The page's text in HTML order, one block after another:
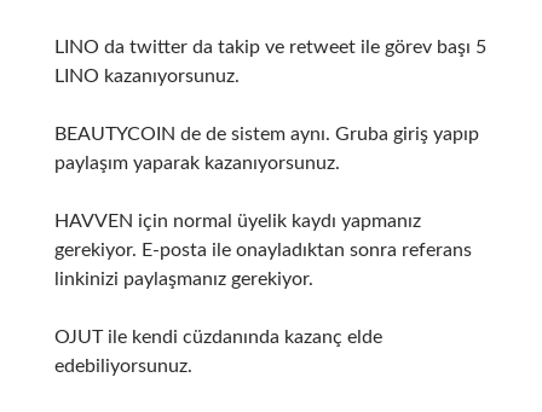
LINO da twitter da takip ve retweet ile görev başı 5
LINO kazanıyorsunuz.
BEAUTYCOIN de de sistem aynı. Gruba giriş yapıp
paylaşım yaparak kazanıyorsunuz.
HAVVEN için normal üyelik kaydı yapmanız
gerekiyor. E-posta ile onayladıktan sonra referans
linkinizi paylaşmanız gerekiyor.
OJUT ile kendi cüzdanında kazanç elde
edebiliyorsunuz.